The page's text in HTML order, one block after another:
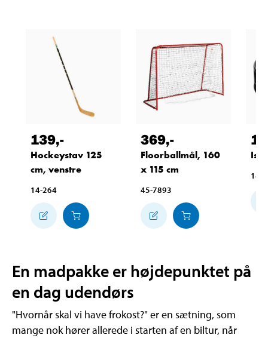
139,-
Hockeystav 125
cm, venstre
14-264
369,-
Floorballmål, 160
x 115 cm
45-7893
17
14-
En madpakke er højdepunktet på
en dag udendørs
"Hvornår skal vi have frokost?" er en sætning, som
mange nok hører allerede i starten af en biltur, når